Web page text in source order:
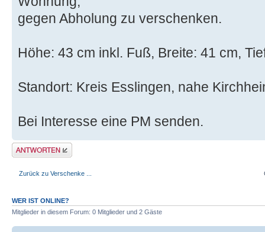
gegen Abholung zu verschenken.
Höhe: 43 cm inkl. Fuß, Breite: 41 cm,
Standort: Kreis Esslingen, nahe
Bei Interesse eine PM senden.
Antwort erstellen
Zurück zu Verschenke ...
WER IST ONLINE?
Mitglieder in diesem Forum: 0 Mitglieder und 2 Gäste